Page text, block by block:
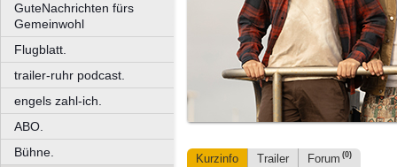
GuteNachrichten fürs
Gemeinwohl
Flugblatt.
trailer-ruhr podcast.
engels zahl-ich.
ABO.
Bühne.
Kurzinfo Trailer Forum (0)